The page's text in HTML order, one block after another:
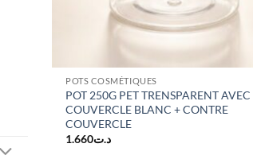
POTS COSMÉTIQUES
POT 250G PET TRENSPARENT AVEC
COUVERCLE BLANC + CONTRE
COUVERCLE
د.ت1.660